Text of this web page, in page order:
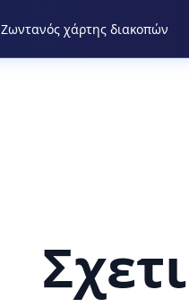
Ζωντανός χάρτης διακοπών